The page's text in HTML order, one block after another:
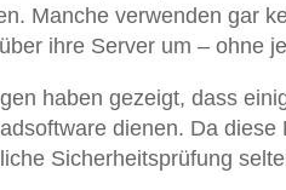
Manche verwenden gar
ihre Server um – ohne
haben gezeigt, dass
dienen. Da
Sicherheitsprüfung